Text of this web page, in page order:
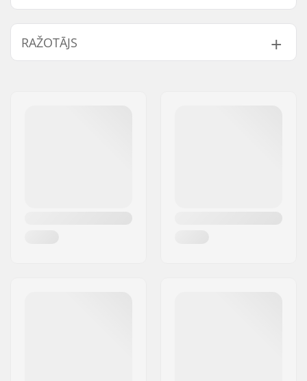
Length:
53.3cm (21")
Width:
RAŽOTĀJS